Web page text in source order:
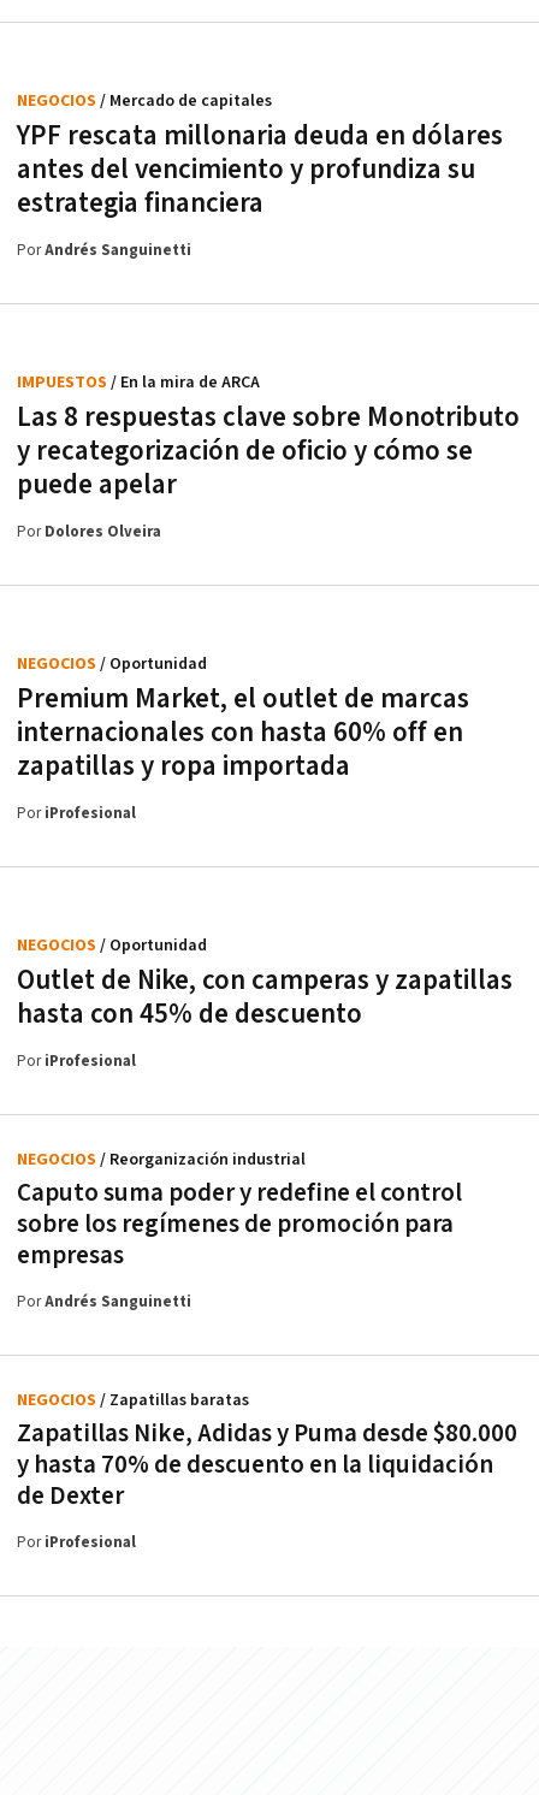
YPF rescata millonaria deuda en dólares
antes del vencimiento y profundiza su
estrategia financiera
NEGOCIOS / Mercado de capitales
PorAndrés Sanguinetti
Las 8 respuestas clave sobre Monotributo
y recategorización de oficio y cómo se
puede apelar
IMPUESTOS / En la mira de ARCA
PorDolores Olveira
Premium Market, el outlet de marcas
internacionales con hasta 60% off en
zapatillas y ropa importada
NEGOCIOS / Oportunidad
PoriProfesional
Outlet de Nike, con camperas y zapatillas
hasta con 45% de descuento
NEGOCIOS / Oportunidad
PoriProfesional
Caputo suma poder y redefine el control
sobre los regímenes de promoción para
empresas
NEGOCIOS / Reorganización industrial
PorAndrés Sanguinetti
Zapatillas Nike, Adidas y Puma desde $80.000
y hasta 70% de descuento en la liquidación
de Dexter
NEGOCIOS / Zapatillas baratas
PoriProfesional